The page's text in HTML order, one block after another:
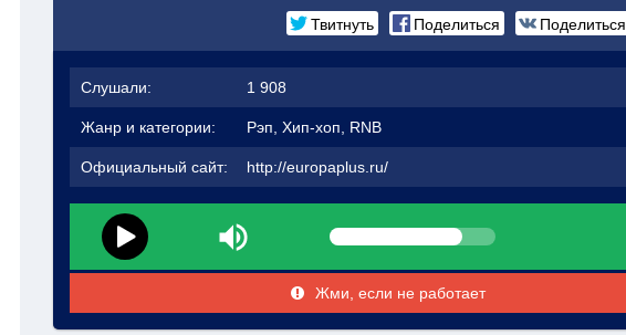
Твитнуть Поделиться Поделиться
Слушали: 1 908
Жанр и категории: Рэп, Хип-хоп, RNB
Официальный сайт: http://europaplus.ru/
Жми, если не работает